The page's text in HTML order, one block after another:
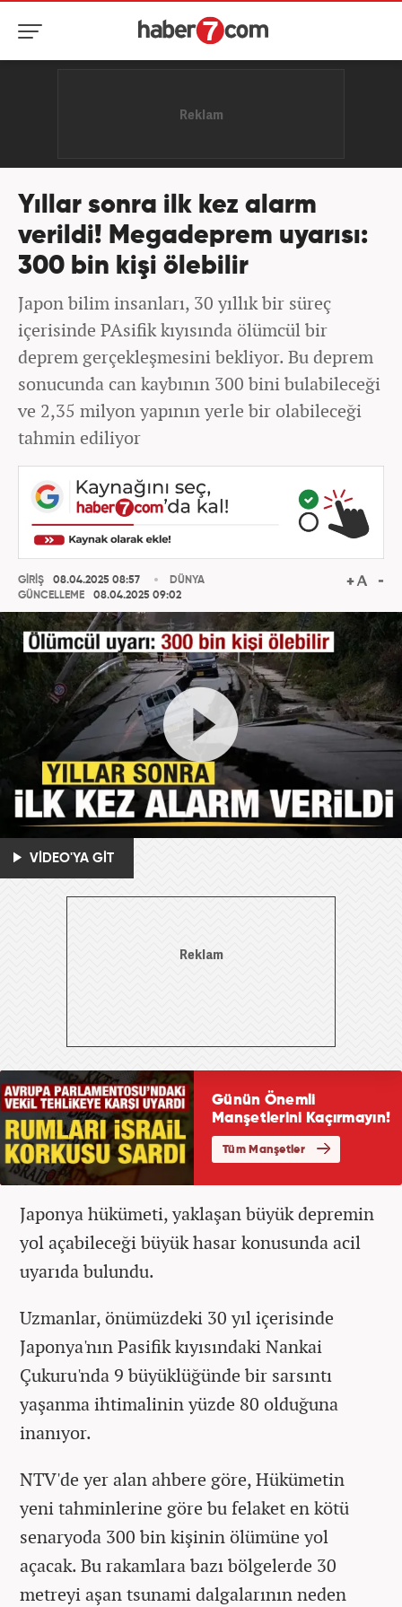
Yıllar sonra ilk kez alarm
verildi! Megadeprem uyarısı:
300 bin kişi ölebilir
Japon bilim insanları, 30 yıllık bir süreç
içerisinde PAsifik kıyısında ölümcül bir
deprem gerçekleşmesini bekliyor. Bu deprem
sonucunda can kaybının 300 bini bulabileceği
ve 2,35 milyon yapının yerle bir olabileceği
tahmin ediliyor
GİRİŞ
08.04.2025 08:57
GÜNCELLEME
08.04.2025 09:02
DÜNYA
VİDEO'YA GİT
Japonya hükümeti, yaklaşan büyük depremin
yol açabileceği büyük hasar konusunda acil
uyarıda bulundu.
Uzmanlar, önümüzdeki 30 yıl içerisinde
Japonya'nın Pasifik kıyısındaki Nankai
Çukuru'nda 9 büyüklüğünde bir sarsıntı
yaşanma ihtimalinin yüzde 80 olduğuna
inanıyor.
NTV'de yer alan ahbere göre, Hükümetin
yeni tahminlerine göre bu felaket en kötü
senaryoda 300 bin kişinin ölümüne yol
açacak. Bu rakamlara bazı bölgelerde 30
metreyi aşan tsunami dalgalarının neden